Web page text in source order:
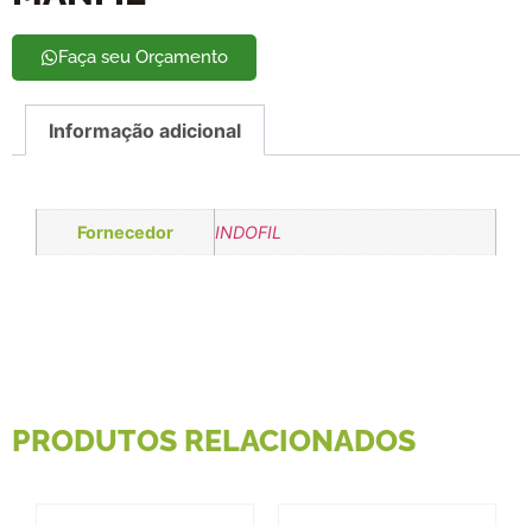
Faça seu Orçamento
Informação adicional
Fornecedor INDOFIL
PRODUTOS RELACIONADOS